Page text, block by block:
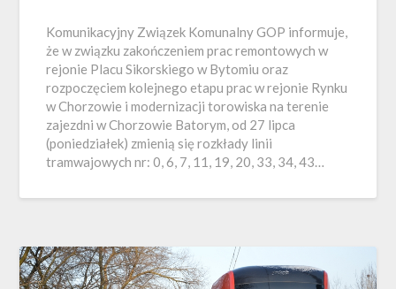
Komunikacyjny Związek Komunalny GOP informuje,
że w związku zakończeniem prac remontowych w
rejonie Placu Sikorskiego w Bytomiu oraz
rozpoczęciem kolejnego etapu prac w rejonie Rynku
w Chorzowie i modernizacji torowiska na terenie
zajezdni w Chorzowie Batorym, od 27 lipca
(poniedziałek) zmienią się rozkłady linii
tramwajowych nr: 0, 6, 7, 11, 19, 20, 33, 34, 43…